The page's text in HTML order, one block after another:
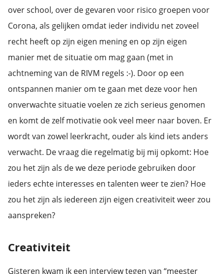
over school, over de gevaren voor risico groepen voor
Corona, als gelijken omdat ieder individu net zoveel
recht heeft op zijn eigen mening en op zijn eigen
manier met de situatie om mag gaan (met in
achtneming van de RIVM regels :-). Door op een
ontspannen manier om te gaan met deze voor hen
onverwachte situatie voelen ze zich serieus genomen
en komt de zelf motivatie ook veel meer naar boven. Er
wordt van zowel leerkracht, ouder als kind iets anders
verwacht. De vraag die regelmatig bij mij opkomt: Hoe
zou het zijn als de we deze periode gebruiken door
ieders echte interesses en talenten weer te zien? Hoe
zou het zijn als iedereen zijn eigen creativiteit weer zou
aanspreken?
Creativiteit
Gisteren kwam ik een interview tegen van “meester